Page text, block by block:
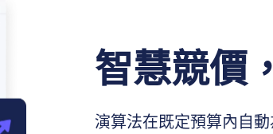
智慧競價
演算法在既定預算內自